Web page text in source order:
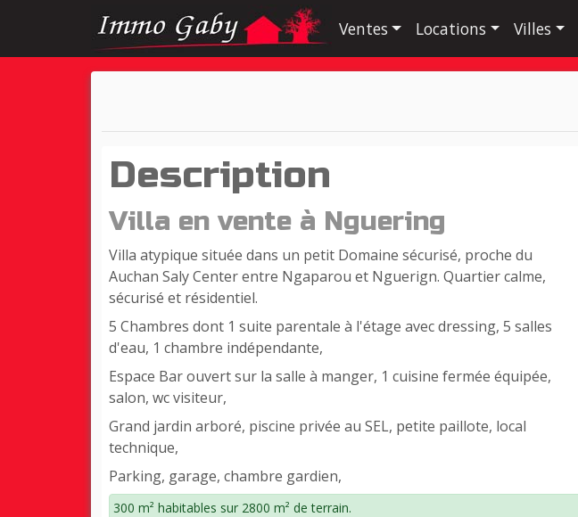
Ventes Locations Villes
Description
Villa en vente à Nguering
Villa atypique située dans un petit Domaine sécurisé, proche du
Auchan Saly Center entre Ngaparou et Nguerign. Quartier calme,
sécurisé et résidentiel.
5 Chambres dont 1 suite parentale à l'étage avec dressing, 5 salles
d'eau, 1 chambre indépendante,
Espace Bar ouvert sur la salle à manger, 1 cuisine fermée équipée,
salon, wc visiteur,
Grand jardin arboré, piscine privée au SEL, petite paillote, local
technique,
Parking, garage, chambre gardien,
300 m² habitables sur 2800 m² de terrain.